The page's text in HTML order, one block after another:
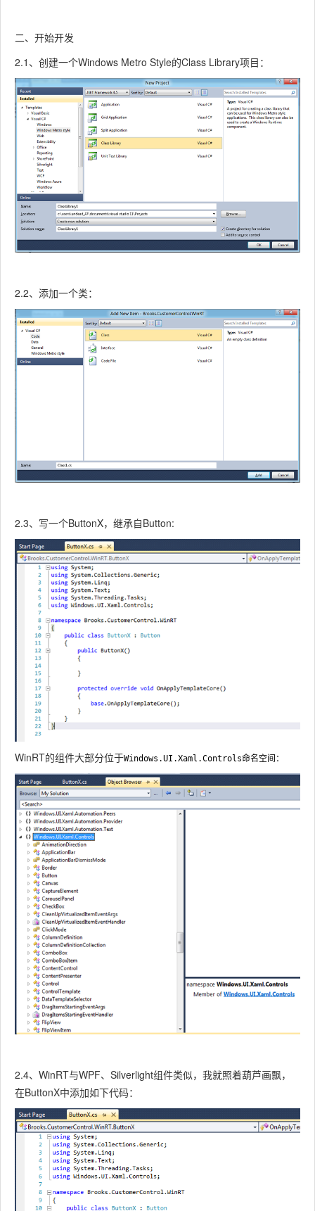
二、开始开发
2.1、创建一个Windows Metro Style的Class Library项目：
2.2、添加一个类：
2.3、写一个ButtonX，继承自Button:
WinRT的组件大部分位于Windows.UI.Xaml.Controls命名空间：
2.4、WinRT与WPF、Silverlight组件类似，我就照着葫芦画飘，
在ButtonX中添加如下代码：